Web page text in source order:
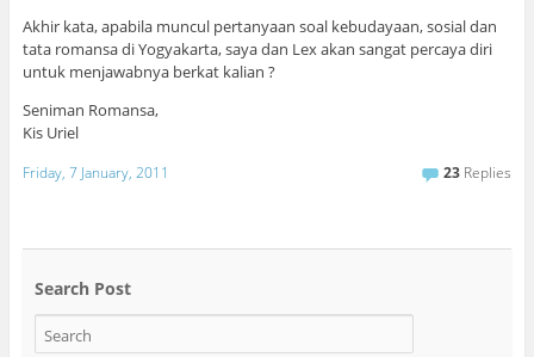
Akhir kata, apabila muncul pertanyaan soal kebudayaan, sosial dan
tata romansa di Yogyakarta, saya dan Lex akan sangat percaya diri
untuk menjawabnya berkat kalian ?
Seniman Romansa,
Kis Uriel
Friday, 7 January, 2011 23 Replies
Search Post